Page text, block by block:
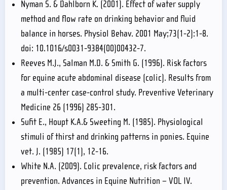
Nyman S. & Dahlborn K. (2001). Effect of water supply
method and flow rate on drinking behavior and fluid
balance in horses. Physiol Behav. 2001 May;73(1-2):1-8.
doi: 10.1016/s0031-9384(00)00432-7.
Reeves M.J., Salman M.D. & Smith G. (1996). Risk factors
for equine acute abdominal disease (colic). Results from
a multi-center case-control study. Preventive Veterinary
Medicine 26 (1996) 285-301.
Sufit E., Houpt K.A.& Sweeting M. (1985). Physiological
stimuli of thirst and drinking patterns in ponies. Equine
vet. J. (1985) 17(1), 12-16.
White N.A. (2009). Colic prevalence, risk factors and
prevention. Advances in Equine Nutrition – VOL IV.